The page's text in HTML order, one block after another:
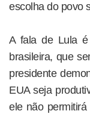
escolha do povo
A fala de Lula é
brasileira, que
presidente
EUA seja
ele não